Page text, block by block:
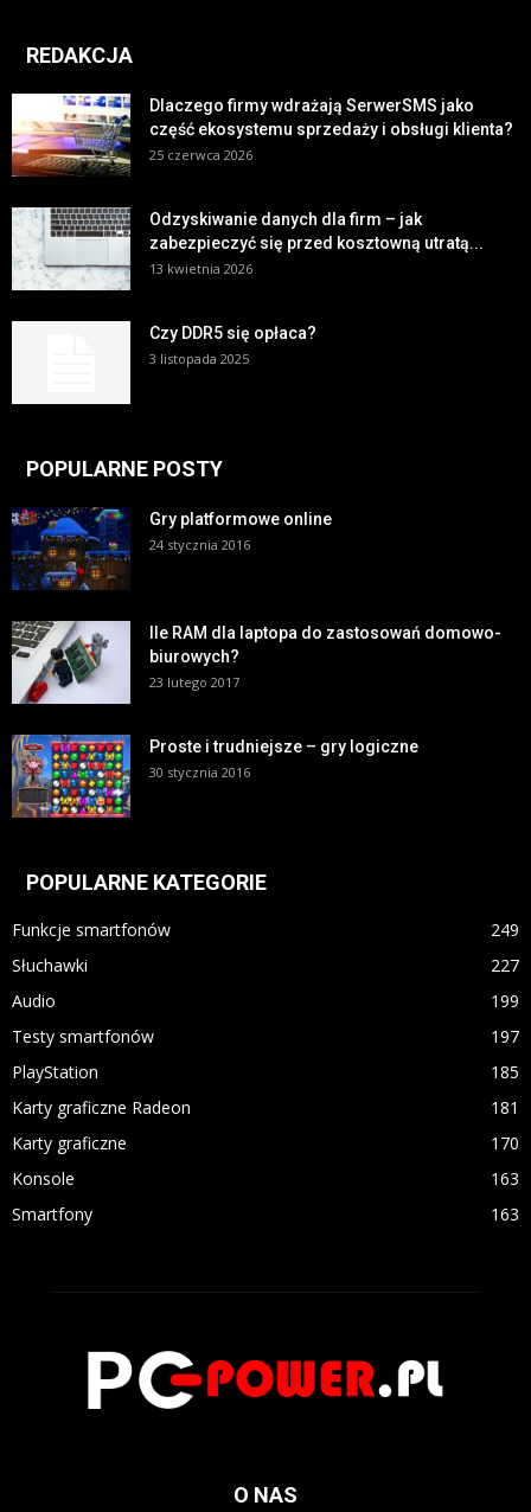
REDAKCJA
Dlaczego firmy wdrażają SerwerSMS jako
część ekosystemu sprzedaży i obsługi klienta?
25 czerwca 2026
Odzyskiwanie danych dla firm – jak
zabezpieczyć się przed kosztowną utratą...
13 kwietnia 2026
Czy DDR5 się opłaca?
3 listopada 2025
POPULARNE POSTY
Gry platformowe online
24 stycznia 2016
Ile RAM dla laptopa do zastosowań domowo-
biurowych?
23 lutego 2017
Proste i trudniejsze – gry logiczne
30 stycznia 2016
POPULARNE KATEGORIE
Funkcje smartfonów
249
Słuchawki
227
Audio
199
Testy smartfonów
197
PlayStation
185
Karty graficzne Radeon
181
Karty graficzne
170
Konsole
163
Smartfony
163
O NAS